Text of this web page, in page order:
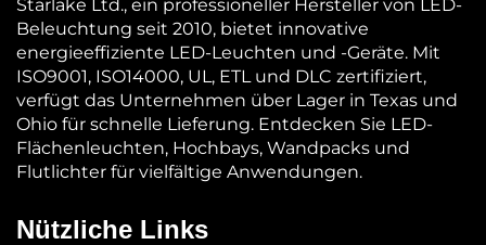
Starlake Ltd., ein professioneller Hersteller von LED-
Beleuchtung seit 2010, bietet innovative
energieeffiziente LED-Leuchten und -Geräte. Mit
ISO9001, ISO14000, UL, ETL und DLC zertifiziert,
verfügt das Unternehmen über Lager in Texas und
Ohio für schnelle Lieferung. Entdecken Sie LED-
Flächenleuchten, Hochbays, Wandpacks und
Flutlichter für vielfältige Anwendungen.
Nützliche Links